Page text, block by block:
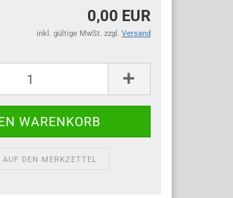
0,00 EUR
inkl. gültige MwSt. zzgl. Versand
AUF DEN MERKZETTEL